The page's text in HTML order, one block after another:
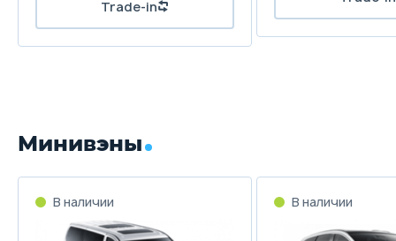
Trade-in
Минивэны
В наличии В наличии